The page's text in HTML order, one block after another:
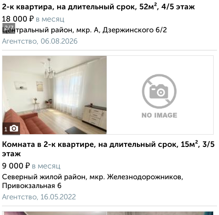
2/7
2-к квартира, на длительный срок, 52м², 4/5 этаж
18 000 ₽ в месяц
Центральный район, мкр. А, Дзержинского 6/2
Агентство, 06.08.2026
1
Комната в 2-к квартире, на длительный срок, 15м², 3/5
этаж
9 000 ₽ в месяц
Северный жилой район, мкр. Железнодорожников,
Привокзальная 6
Агентство, 16.05.2022